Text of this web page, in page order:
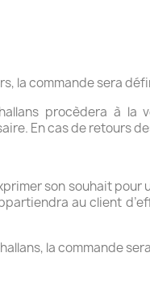
la commande sera
procèdera à
En cas de retours
son souhait
au client
la commande